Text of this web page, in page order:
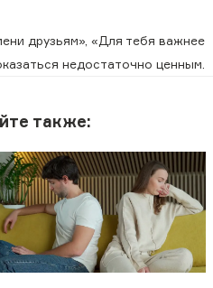
друзьям», «Для тебя важнее
недостаточно ценным.
также: